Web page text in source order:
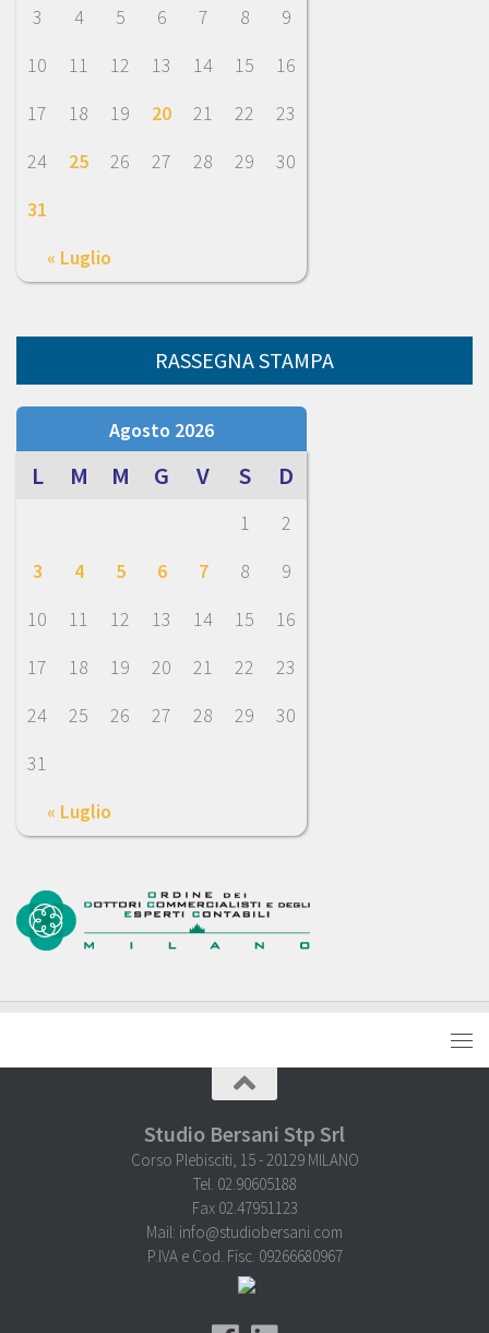
« Luglio
3
4 5 6 7 8
9
10
11 12 13 14 15
16
17
18 19 20 21 22
23
24
25 26 27 28 29
30
31
RASSEGNA STAMPA
Agosto 2026
L M M G V S D
« Luglio
1
2
3
4 5 6 7 8
9
10
11 12 13 14 15
16
17
18 19 20 21 22
23
24
25 26 27 28 29
30
31
Studio Bersani Stp Srl
Corso Plebisciti, 15 - 20129 MILANO
Tel. 02.90605188
Fax 02.47951123
Mail: info@studiobersani.com
P.IVA e Cod. Fisc. 09266680967